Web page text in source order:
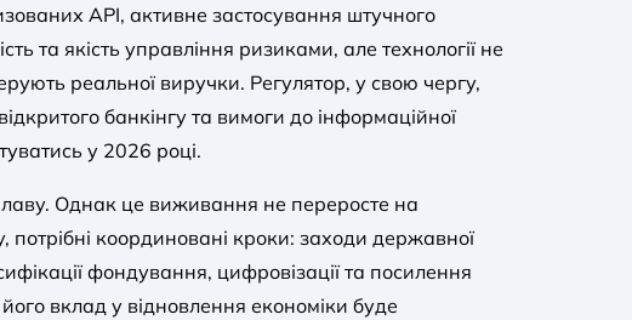
API, активне застосування штучного
та якість управління ризиками, але технології не
реальної виручки. Регулятор, у свою чергу,
банкінгу та вимоги до інформаційної
у 2026 році.
Однак це виживання не переросте на
координовані кроки: заходи державної
фондування, цифровізації та посилення
вклад у відновлення економіки буде